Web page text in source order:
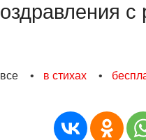
все • в стихах •